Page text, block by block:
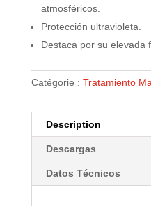
atmosféricos.
Protección ultravioleta.
Destaca por su elevada
Catégorie : Tratamiento
Description
Descargas
Datos Técnicos